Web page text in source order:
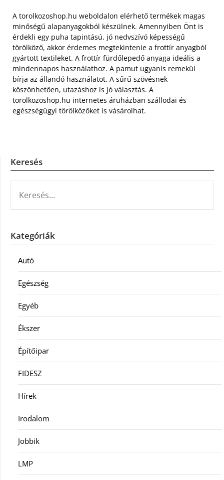
A torolkozoshop.hu weboldalon elérhető termékek magas
minőségű alapanyagokból készülnek. Amennyiben Önt is
érdekli egy puha tapintású, jó nedvszívó képességű
törölköző, akkor érdemes megtekintenie a frottír anyagból
gyártott textileket. A frottír fürdőlepedő anyaga ideális a
mindennapos használathoz. A pamut ugyanis remekül
bírja az állandó használatot. A sűrű szövésnek
köszönhetően, utazáshoz is jó választás. A
torolkozoshop.hu internetes áruházban szállodai és
egészségügyi törölközőket is vásárolhat.
Keresés
Kategóriák
Autó
Egészség
Egyéb
Ékszer
Építőipar
FIDESZ
Hírek
Irodalom
Jobbik
LMP